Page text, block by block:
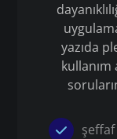
yazıda
kullanım